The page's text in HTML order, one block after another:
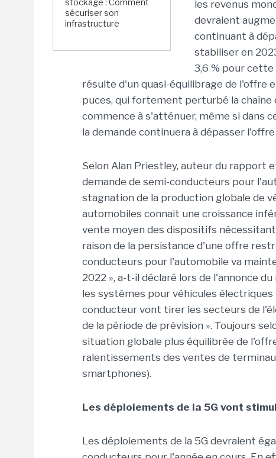
stockage : Comment
sécuriser son
infrastructure
les revenus
devraient
continuant à
stabiliser en
3,6 % pour
résulte d'un quasi-équilibrage de l'offre
puces, qui fortement perturbé la
commence à s'atténuer, même si dans
la demande continuera à dépasser
Selon Alan Priestley, auteur du rapport
demande de semi-conducteurs pour
stagnation de la production globale de
automobiles connait une croissance
vente moyen des dispositifs
raison de la persistance d'une offre
conducteurs pour l'automobile va
2022 », a-t-il déclaré lors de l'annonce
les systèmes pour véhicules
conducteur vont tirer les secteurs de
de la période de prévision ». Toujours
situation globale plus équilibrée de
ralentissements des ventes de
smartphones).
Les déploiements de la 5G vont
Les déploiements de la 5G devraient